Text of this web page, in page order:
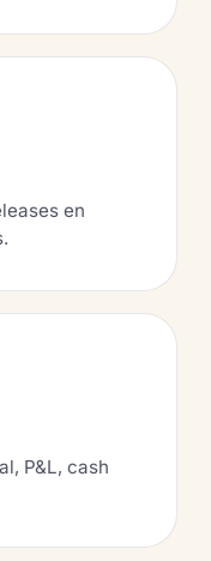
en
P&L, cash